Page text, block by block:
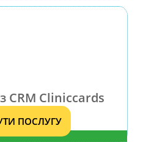
CRM Cliniccards
ПОСЛУГУ